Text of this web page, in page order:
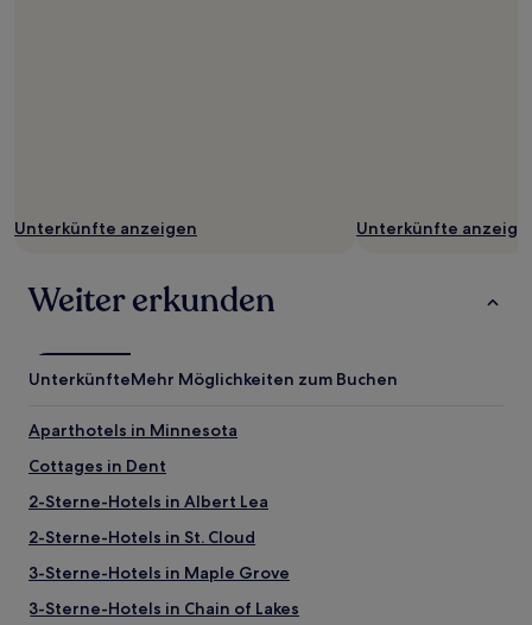
Unterkünfte anzeigen Unterkünfte
Weiter erkunden
UnterkünfteMehr Möglichkeiten zum Buchen
Aparthotels in Minnesota
Cottages in Dent
2-Sterne-Hotels in Albert Lea
2-Sterne-Hotels in St. Cloud
3-Sterne-Hotels in Maple Grove
3-Sterne-Hotels in Chain of Lakes